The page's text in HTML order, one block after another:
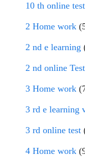
10 th online test
2 Home work
2 nd e learning
2 nd online Test
3 Home work
3 rd e learning
3 rd online test
4 Home work